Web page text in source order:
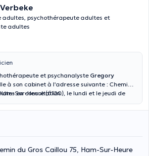
adultes, psychothérapeute adultes et
adultes
et psychanalyste Gregory
à son cabinet à l'adresse suivante : Chemin
Sur-Heure (6120), le lundi et le jeudi de
en consultation.
du Gros Caillou 75, Ham-Sur-Heure